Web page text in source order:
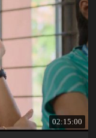
02:15:00